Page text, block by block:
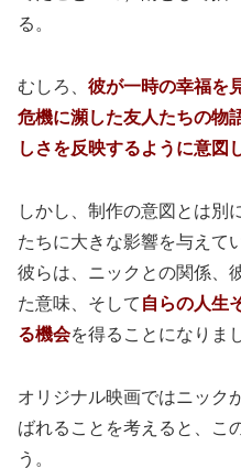
る。
むしろ、 彼が一時の幸福を
危機に瀕した友人たちの物
しさを反映するように意図
しかし、制作の意図とは別
たちに大きな影響を与えて
彼らは、ニックとの関係、
た意味、そして 自らの人生
る機会を得ることになりま
オリジナル映画ではニック
ばれることを考えると、こ
う。